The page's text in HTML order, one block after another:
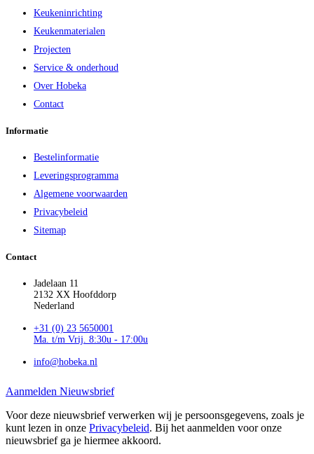
Keukeninrichting
Keukenmaterialen
Projecten
Service & onderhoud
Over Hobeka
Contact
Informatie
Bestelinformatie
Leveringsprogramma
Algemene voorwaarden
Privacybeleid
Sitemap
Contact
Jadelaan 11
2132 XX Hoofddorp
Nederland
+31 (0) 23 5650001
Ma. t/m Vrij. 8:30u - 17:00u
info@hobeka.nl
Aanmelden Nieuwsbrief
Voor deze nieuwsbrief verwerken wij je persoonsgegevens, zoals je
kunt lezen in onze Privacybeleid. Bij het aanmelden voor onze
nieuwsbrief ga je hiermee akkoord.